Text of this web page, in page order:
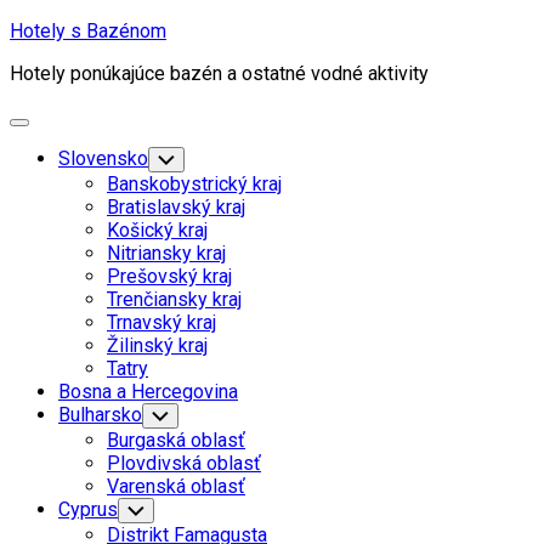
Skip
content
Hotely s Bazénom
Hotely ponúkajúce bazén a ostatné vodné aktivity
Expand
Slovensko Toggle
Child
Menu
Banskobystrický kraj
Bratislavský kraj
Košický kraj
Nitriansky kraj
Prešovský kraj
Trenčiansky kraj
Trnavský kraj
Žilinský kraj
Tatry
Bosna a Hercegovina
Bulharsko Toggle
Child
Menu
Burgaská oblasť
Plovdivská oblasť
Varenská oblasť
Cyprus Toggle
Child
Distrikt Famagusta